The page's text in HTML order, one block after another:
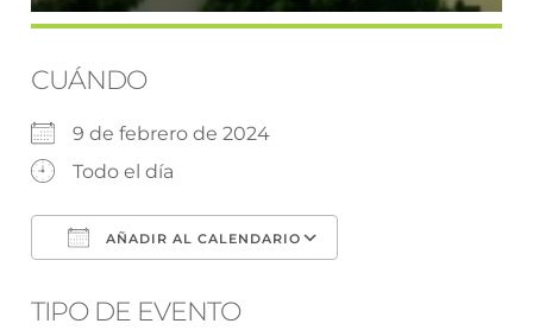
CUÁNDO
9 de febrero de 2024
Todo el día
AÑADIR AL CALENDARIO
TIPO DE EVENTO